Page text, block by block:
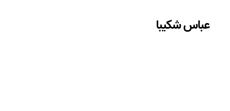
عباس شکیبا